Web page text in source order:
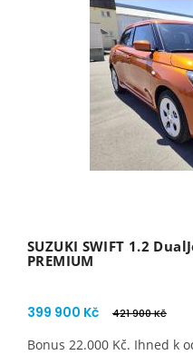
SUZUKI SWIFT 1.2
PREMIUM
399 900 Kč 421 900 Kč
Bonus 22.000 Kč. Ihned k